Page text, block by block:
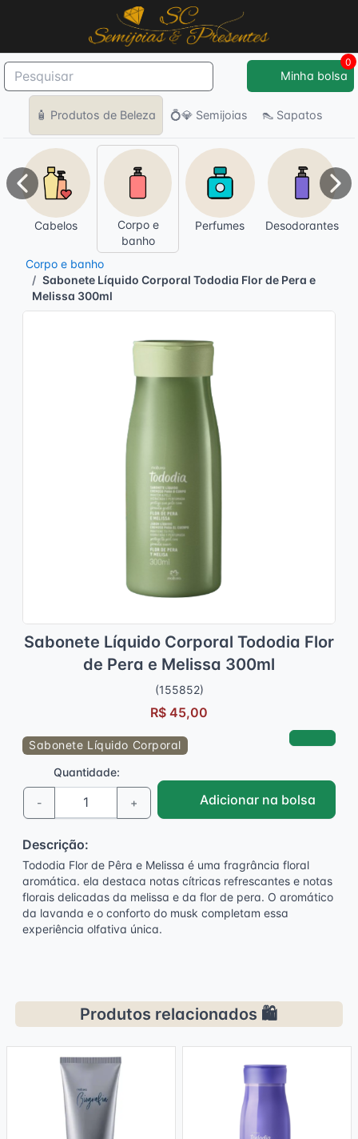
🧴 Produtos de Beleza 💍💎 Semijoias 👠 Sapatos
Minha bolsa
0
Cabelos
Corpo e
banho
Perfumes Desodorantes
Anterior
Corpo e banho
Sabonete Líquido Corporal Tododia Flor de Pera e
Melissa 300ml
Sabonete Líquido Corporal Tododia Flor
de Pera e Melissa 300ml
(155852)
R$ 45,00
Sabonete Líquido Corporal
Quantidade:
- + Adicionar na bolsa
Descrição:
Tododia Flor de Pêra e Melissa é uma fragrância floral
aromática. ela destaca notas cítricas refrescantes e notas
florais delicadas da melissa e da flor de pera. O aromático
da lavanda e o conforto do musk completam essa
experiência olfativa única.
Produtos relacionados 🛍️